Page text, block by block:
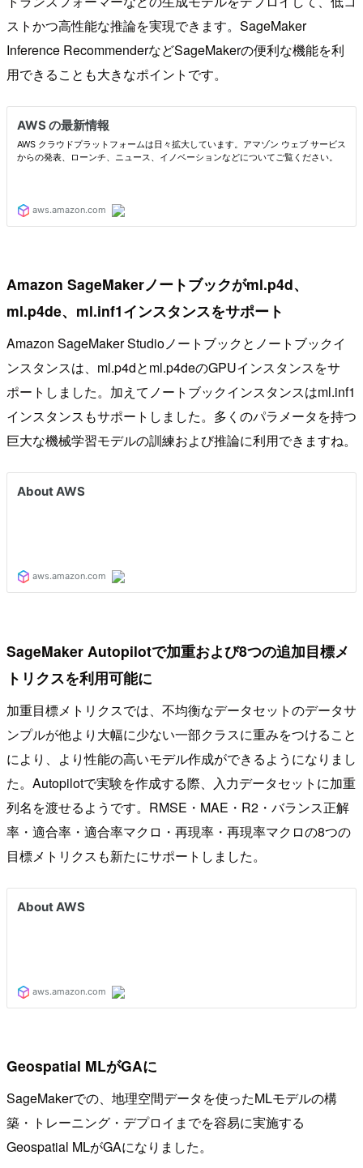
ストかつ高性能な推論を実現できます。SageMaker
Inference RecommenderなどSageMakerの便利な機能を利
用できることも大きなポイントです。
Amazon SageMakerノートブックがml.p4d、
ml.p4de、ml.inf1インスタンスをサポート
Amazon SageMaker Studioノートブックとノートブックイ
ンスタンスは、ml.p4dとml.p4deのGPUインスタンスをサ
ポートしました。加えてノートブックインスタンスはml.inf1
インスタンスもサポートしました。多くのパラメータを持つ
巨大な機械学習モデルの訓練および推論に利用できますね。
SageMaker Autopilotで加重および8つの追加目標メ
トリクスを利用可能に
加重目標メトリクスでは、不均衡なデータセットのデータサ
ンプルが他より大幅に少ない一部クラスに重みをつけること
により、より性能の高いモデル作成ができるようになりまし
た。Autopilotで実験を作成する際、入力データセットに加重
列名を渡せるようです。RMSE・MAE・R2・バランス正解
率・適合率・適合率マクロ・再現率・再現率マクロの8つの
目標メトリクスも新たにサポートしました。
Geospatial MLがGAに
SageMakerでの、地理空間データを使ったMLモデルの構
築・トレーニング・デプロイまでを容易に実施する
Geospatial MLがGAになりました。